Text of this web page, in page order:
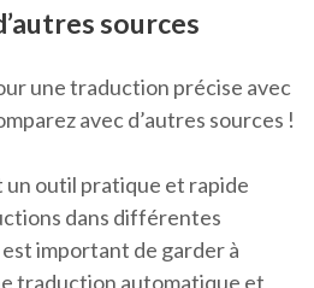
sources
une traduction précise avec
avec d’autres sources !
outil pratique et rapide
dans différentes
important de garder à
traduction automatique et